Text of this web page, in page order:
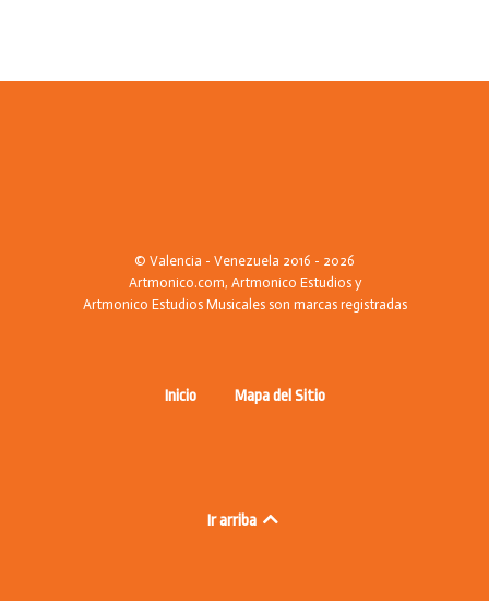
© Valencia - Venezuela 2016 - 2026
Artmonico.com, Artmonico Estudios y
Artmonico Estudios Musicales son marcas registradas
Inicio Mapa del Sitio
Ir arriba